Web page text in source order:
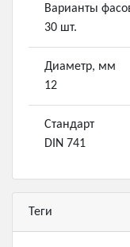
Варианты
30 шт.
Диаметр, мм
12
Стандарт
DIN 741
Теги